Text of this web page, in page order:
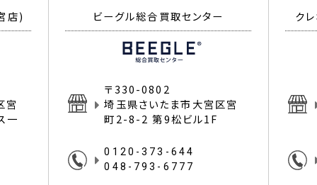
店)
宮
一
ビーグル総合買取センター
〒330-0802
埼玉県さいたま市大宮区宮
町2-8-2 第9松ビル1F
0120-373-644
048-793-6777
ク